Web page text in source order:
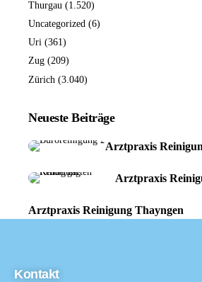
Thurgau (1.520)
Uncategorized (6)
Uri (361)
Zug (209)
Zürich (3.040)
Neueste Beiträge
Arztpraxis
Arztpraxis
Arztpraxis Reinigung Thayngen
Kontakt